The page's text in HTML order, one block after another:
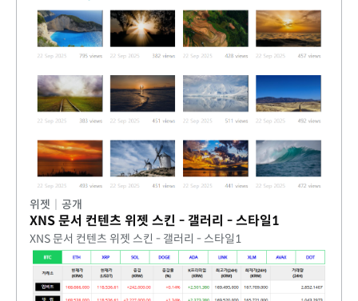
위젯 공개
XNS 문서 컨텐츠 위젯 스킨 - 갤러리 - 스타일1
XNS 문서 컨텐츠 위젯 스킨 - 갤러리 - 스타일1